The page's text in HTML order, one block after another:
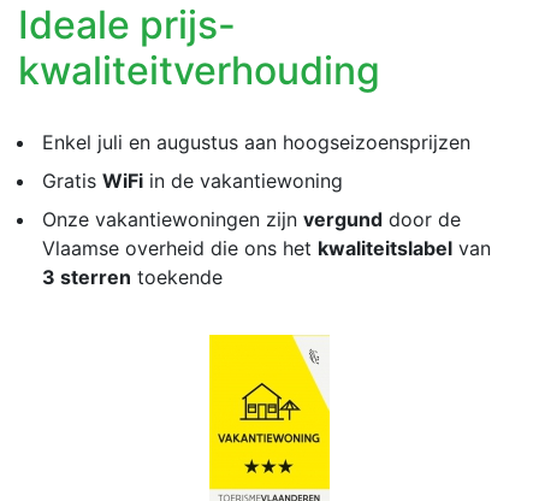
Ideale prijs-
kwaliteitverhouding
Enkel juli en augustus aan hoogseizoensprijzen
Gratis WiFi in de vakantiewoning
Onze vakantiewoningen zijn vergund door de
Vlaamse overheid die ons het kwaliteitslabel van
3 sterren toekende